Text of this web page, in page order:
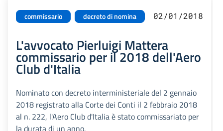
commissario decreto di nomina 02/01/2018
L'avvocato Pierluigi Mattera
commissario per il 2018 dell'Aero
Club d'Italia
Nominato con decreto interministeriale del 2 gennaio
2018 registrato alla Corte dei Conti il 2 febbraio 2018
al n. 222, l'Aero Club d'Italia è stato commissariato per